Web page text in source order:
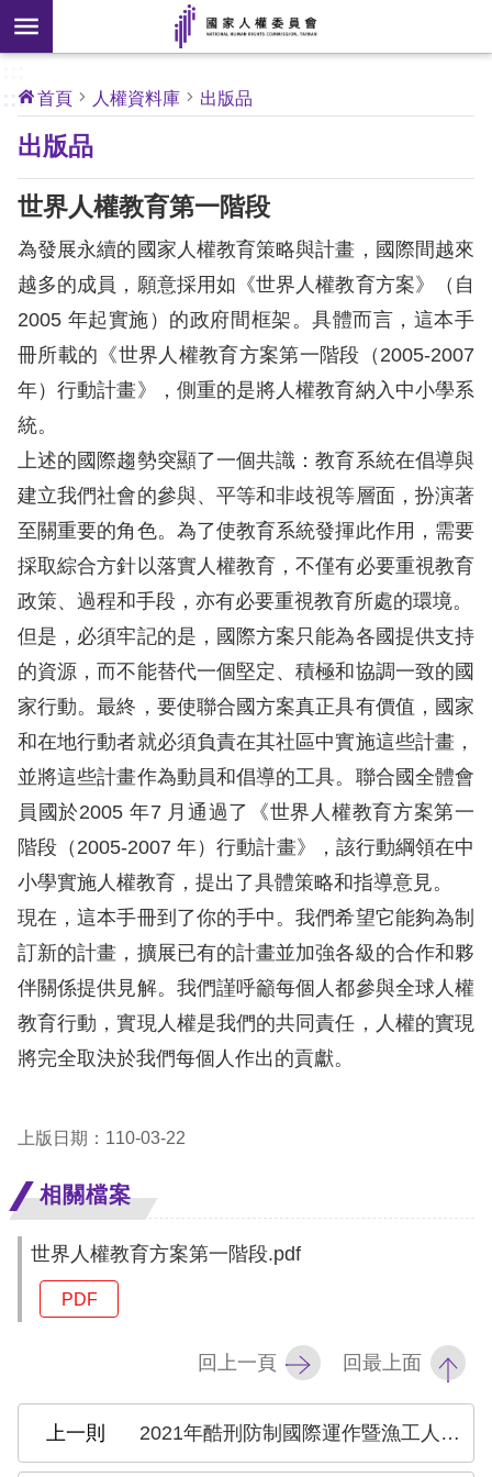
前往主要內容區塊
搜
尋
開
]
核
心
權
公
約
關
於
本
會
新
消
息
人
權
業
務
核
心
權
公
約
陳
申
訴
人
料
障
礙
快
請
:::
首頁 人權資料庫 出版品
出版品
世界人權教育第一階段
為發展永續的國家人權教育策略與計畫，國際間越來
越多的成員，願意採用如《世界人權教育方案》（自
2005 年起實施）的政府間框架。具體而言，這本手
冊所載的《世界人權教育方案第一階段（2005-2007
年）行動計畫》，側重的是將人權教育納入中小學系
統。
上述的國際趨勢突顯了一個共識：教育系統在倡導與
建立我們社會的參與、平等和非歧視等層面，扮演著
至關重要的角色。為了使教育系統發揮此作用，需要
採取綜合方針以落實人權教育，不僅有必要重視教育
政策、過程和手段，亦有必要重視教育所處的環境。
但是，必須牢記的是，國際方案只能為各國提供支持
的資源，而不能替代一個堅定、積極和協調一致的國
家行動。最終，要使聯合國方案真正具有價值，國家
和在地行動者就必須負責在其社區中實施這些計畫，
並將這些計畫作為動員和倡導的工具。聯合國全體會
員國於2005 年7 月通過了《世界人權教育方案第一
階段（2005-2007 年）行動計畫》，該行動綱領在中
小學實施人權教育，提出了具體策略和指導意見。
現在，這本手冊到了你的手中。我們希望它能夠為制
訂新的計畫，擴展已有的計畫並加強各級的合作和夥
伴關係提供見解。我們謹呼籲每個人都參與全球人權
教育行動，實現人權是我們的共同責任，人權的實現
將完全取決於我們每個人作出的貢獻。
上版日期：110-03-22
相關檔案
世界人權教育方案第一階段.pdf
PDF
回上一頁 回最上面
2021年酷刑防制國際運作暨漁工人權專業論壇實錄